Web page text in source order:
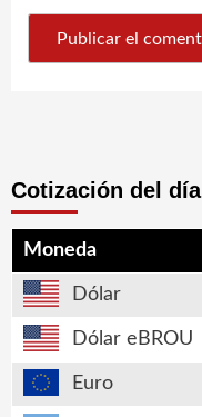
Cotización del día
Moneda
Dólar
Dólar eBROU
Euro